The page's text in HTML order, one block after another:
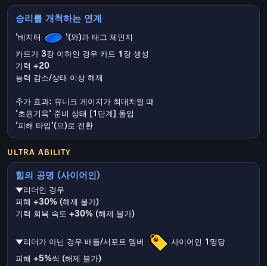
승리를 개척하는 연계
'베지터 '(와)과 태그 체인지
카드가 3장 이하인 경우 카드 1장 생성
기력 +20
능력 감소/상태 이상 해제
추가 효과: 유니크 게이지가 최대치일 때
'초원기옥' 준비 상태 [1단계] 돌입
'피해 타입'(으)로 전환
ULTRA ABILITY
힘의 공명 (사이어인)
▼리더인 경우
피해 +30% (해제 불가)
기력 회복 속도 +30% (해제 불가)
▼리더가 아닌 경우 배틀/서포트 멤버 사이어인 1명당
피해 +5%씩 (해제 불가)